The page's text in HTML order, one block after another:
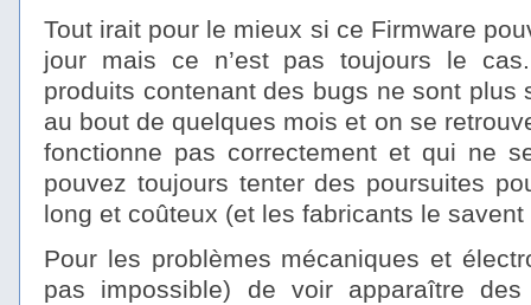
Tout irait pour le mieux si ce Firmware
jour mais ce n’est pas toujours le
produits contenant des bugs ne sont plus
au bout de quelques mois et on se
fonctionne pas correctement et qui ne
pouvez toujours tenter des poursuites
long et coûteux (et les fabricants le savent
Pour les problèmes mécaniques et
pas impossible) de voir apparaître